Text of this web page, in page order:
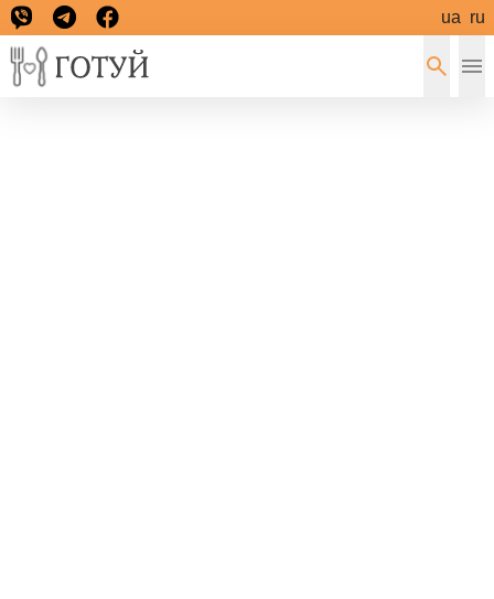
ua ru